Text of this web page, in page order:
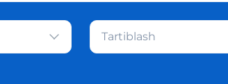
Tartiblash